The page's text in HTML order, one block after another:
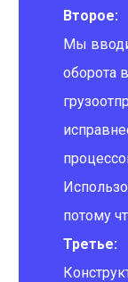
Второе:
Мы
оборота
потому
Третье: